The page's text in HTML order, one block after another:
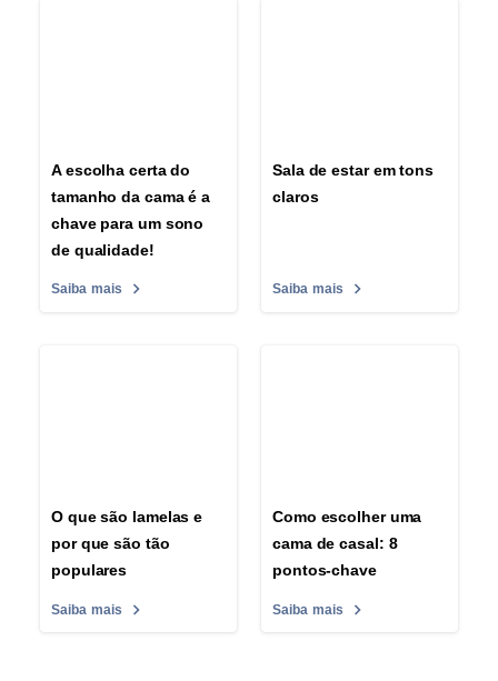
A escolha certa do
tamanho da cama é a
chave para um sono
de qualidade!
Saiba mais
Sala de estar em tons
claros
Saiba mais
O que são lamelas e
por que são tão
populares
Saiba mais
Como escolher uma
cama de casal: 8
pontos-chave
Saiba mais